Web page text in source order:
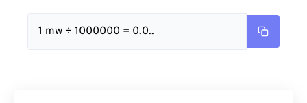
1 mw ÷ 1000000 = 0.0..